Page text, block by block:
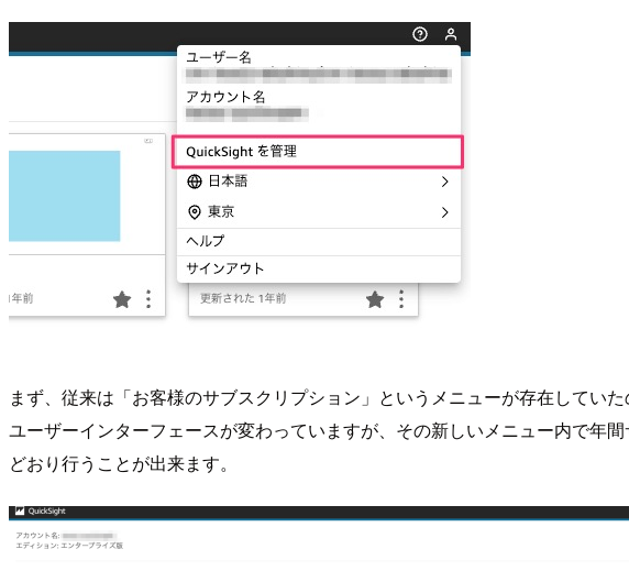
まず、従来は「お客様のサブスクリプション」というメニューが存在してい
ユーザーインターフェースが変わっていますが、その新しいメニュー内で年
どおり行うことが出来ます。